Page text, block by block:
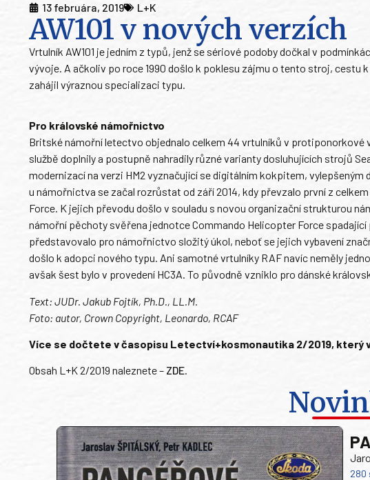
13 februára, 2019 L+K
AW101 v nových verzích
Vrtulník AW101 je jedním z typů, jenž se sériové podoby dočkal v
vývoje. A ačkoliv po roce 1990 došlo k poklesu zájmu o tento stroj, cestu
zahájil výraznou specializaci typu.
Pro královské námořnictvo
Britské námořní letectvo objednalo celkem 44 vrtulníků v protiponorkové
službě doplnily a postupně nahradily různé varianty dosluhujících strojů
modernizací na verzi HM2 vyznačující se digitálním kokpitem,
u námořnictva se začal rozrůstat od září 2014, kdy převzalo první z
Force. K jejich převodu došlo v souladu s novou organizační strukturou
námořní pěchoty svěřena jednotce Commando Helicopter Force
představovalo pro námořnictvo složitý úkol, neboť se jejich vybavení
došlo k adopci nového typu. Ani samotné vrtulníky RAF navíc neměly
avšak šest bylo v provedení HC3A. To původně vzniklo pro dánské
Text: JUDr. Jakub Fojtík, Ph.D., LL.M.
Foto: autor, Crown Copyright, Leonardo, RCAF
Více se dočtete v časopisu Letectví+kosmonautika 2/2019, který
Obsah L+K 2/2019 naleznete – ZDE.
280